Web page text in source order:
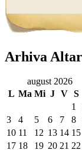
Arhiva
august 2026
L Ma Mi J V S
1
3
4 5 6 7 8
10 11 12 13 14 15
17 18 19 20 21 22